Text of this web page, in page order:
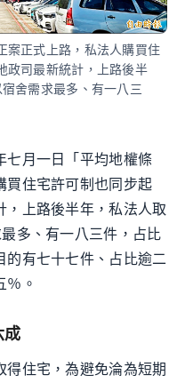
案正式上路，私法人購買住
政司最新統計，上路後半
舍需求最多、有一八三
七月一日「平均地權條
買住宅許可制也同步起
，上路後半年，私法人取
多、有一八三件，占比
的有七十七件、占比逾二
％。
成
住宅，為避免淪為短期